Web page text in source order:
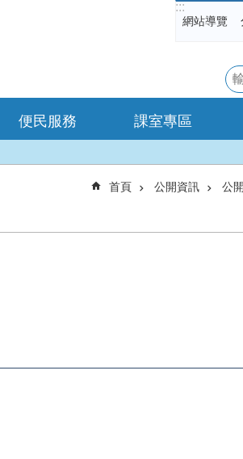
:::
網站導覽
便民服務 課室專區
首頁 公開資訊 公